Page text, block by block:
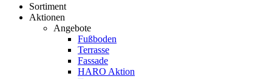
Sortiment
Aktionen
Angebote
Fußboden
Terrasse
Fassade
HARO Aktion